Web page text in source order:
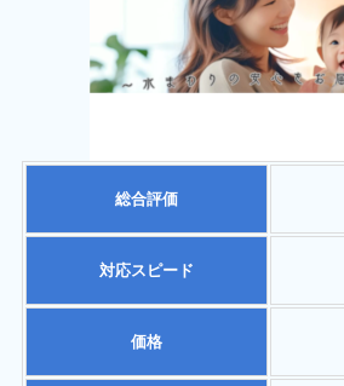
総合評価
対応スピード
価格